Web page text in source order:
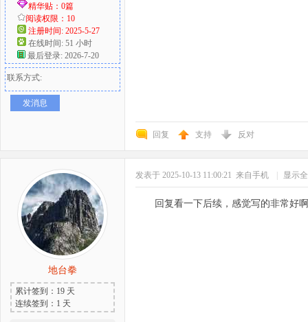
精华贴：0篇
阅读权限：10
注册时间: 2025-5-27
在线时间: 51 小时
最后登录: 2026-7-20
联系方式:
发消息
回复 支持 反对
地台拳
累计签到：19 天
连续签到：1 天
发表于 2025-10-13 11:00:21 来自手机 显示
回复看一下后续，感觉写的非常好啊